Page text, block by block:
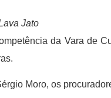
Jato
da Vara de
Moro, os